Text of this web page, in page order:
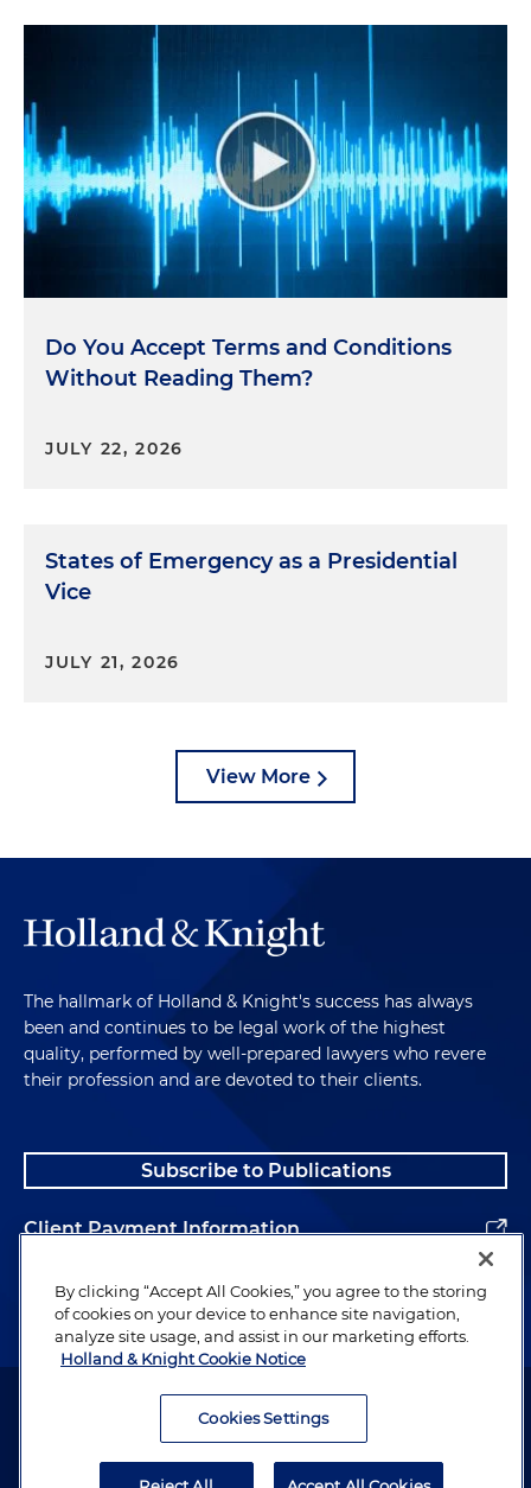
Do You Accept Terms and Conditions
Without Reading Them?
JULY 22, 2026
States of Emergency as a Presidential
Vice
JULY 21, 2026
View More
The hallmark of Holland & Knight's success has always
been and continues to be legal work of the highest
quality, performed by well-prepared lawyers who revere
their profession and are devoted to their clients.
Subscribe to Publications
Client Payment Information
Alumni
Attorney Advertising. Copyright © 1996–2026 Holland & Knight LLP.
By clicking “Accept All Cookies,” you agree to the storing
of cookies on your device to enhance site navigation,
analyze site usage, and assist in our marketing efforts.
Holland & Knight Cookie Notice
Cookies Settings